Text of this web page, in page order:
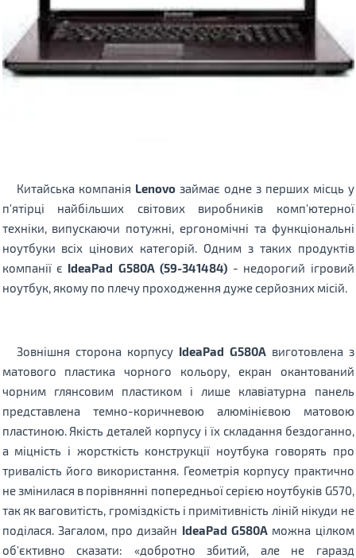
Китайська компанія Lenovoзаймає одне з перших місць у
п'ятірці найбільших світових виробників комп'ютерної
техніки, випускаючи потужні, ергономічні та функціональні
ноутбуки всіх цінових категорій. Одним з таких продуктів
компанії є IdeaPad G580A (59-341484) - недорогий ігровий
ноутбук, якому по плечу проходження дуже серйозних місій.
Зовнішня сторона корпусу IdeaPad G580Aвиготовлена ​​з
матового пластика чорного кольору, екран окантований
чорним глянсовим пластиком і лише клавіатурна панель
представлена ​​темно-коричневою алюмінієвою матовою
пластиною. Якість деталей корпусу і їх складання бездоганно,
а міцність і жорсткість конструкції ноутбука говорять про
тривалість його використання. Геометрія корпусу практично
не змінилася в порівнянні попередньої серією ноутбуків G570,
так як ваговитість, громіздкість і примітивність ліній нікуди не
поділася. Загалом, про дизайн IdeaPad G580Aможна цілком
об'єктивно сказати: «добротно збитий, але не гаразд